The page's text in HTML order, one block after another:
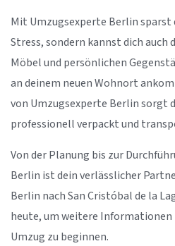
Mit Umzugsexperte Berlin sparst
Stress, sondern kannst dich auch
Möbel und persönlichen
an deinem neuen Wohnort
von Umzugsexperte Berlin sorgt
professionell verpackt und
Von der Planung bis zur
Berlin ist dein verlässlicher
Berlin nach San Cristóbal de la
heute, um weitere Informationen
Umzug zu beginnen.